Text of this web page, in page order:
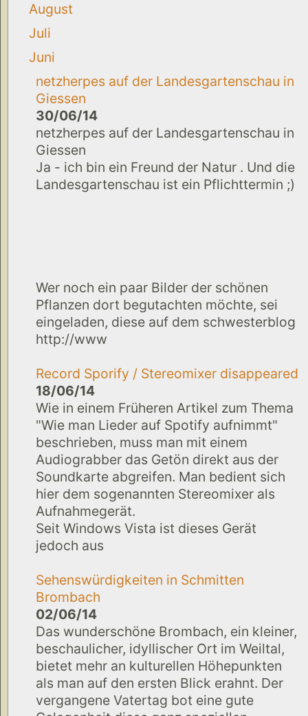
August
Juli
Juni
netzherpes auf der Landesgartenschau in
Giessen
30/06/14
netzherpes auf der Landesgartenschau in
Giessen
Ja - ich bin ein Freund der Natur . Und die
Landesgartenschau ist ein Pflichttermin ;)
Wer noch ein paar Bilder der schönen
Pflanzen dort begutachten möchte, sei
eingeladen, diese auf dem schwesterblog
http://www
Record Sporify / Stereomixer disappeared
18/06/14
Wie in einem Früheren Artikel zum Thema
"Wie man Lieder auf Spotify aufnimmt"
beschrieben, muss man mit einem
Audiograbber das Getön direkt aus der
Soundkarte abgreifen. Man bedient sich
hier dem sogenannten Stereomixer als
Aufnahmegerät.
Seit Windows Vista ist dieses Gerät
jedoch aus
Sehenswürdigkeiten in Schmitten
Brombach
02/06/14
Das wunderschöne Brombach, ein kleiner,
beschaulicher, idyllischer Ort im Weiltal,
bietet mehr an kulturellen Höhepunkten
als man auf den ersten Blick erahnt. Der
vergangene Vatertag bot eine gute